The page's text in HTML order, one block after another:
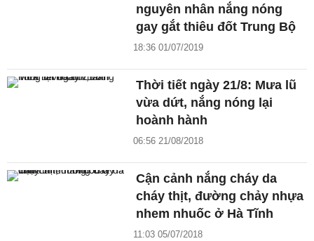
nguyên nhân nắng nóng
gay gắt thiêu đốt Trung Bộ
18:36 01/07/2019
Thời tiết ngày 21/8: Mưa lũ
vừa dứt, nắng nóng lại
hoành hành
06:56 21/08/2018
Cận cảnh nắng cháy da
cháy thịt, đường chảy nhựa
nhem nhuốc ở Hà Tĩnh
11:03 05/07/2018